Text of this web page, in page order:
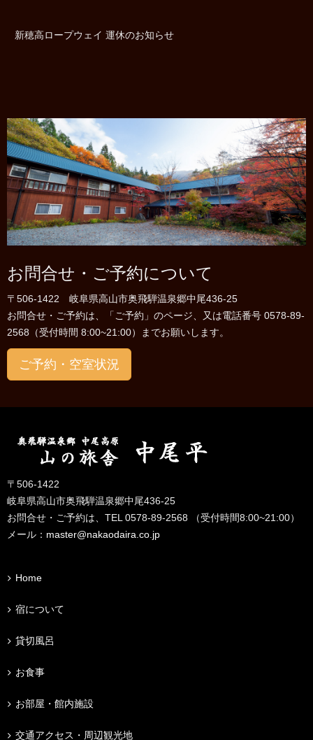
新穂高ロープウェイ 運休のお知らせ
お問合せ・ご予約について
〒506-1422 岐阜県高山市奥飛騨温泉郷中尾436-25
お問合せ・ご予約は、「ご予約」のページ、又は電話番号 0578-89-
2568（受付時間 8:00~21:00）までお願いします。
ご予約・空室状況
〒506-1422
岐阜県高山市奥飛騨温泉郷中尾436-25
お問合せ・ご予約は、TEL 0578-89-2568 （受付時間8:00~21:00）
メール： master@nakaodaira.co.jp
Home
宿について
貸切風呂
お食事
お部屋・館内施設
交通アクセス・周辺観光地